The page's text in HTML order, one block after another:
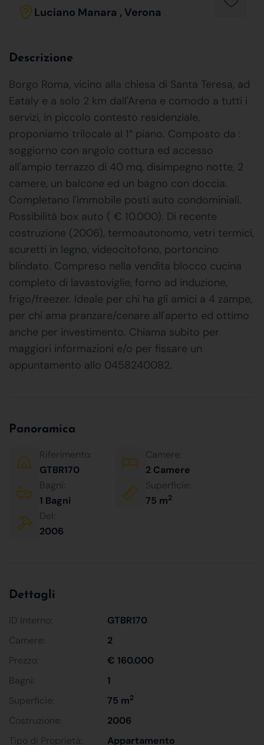
Luciano Manara , Verona
Descrizione
Borgo Roma, vicino alla chiesa di Santa Teresa, ad
Eataly e a solo 2 km dall'Arena e comodo a tutti i
servizi, in piccolo contesto residenziale,
proponiamo trilocale al 1° piano. Composto da :
soggiorno con angolo cottura ed accesso
all'ampio terrazzo di 40 mq, disimpegno notte, 2
camere, un balcone ed un bagno con doccia.
Completano l'immobile posti auto condominiali.
Possibilità box auto ( € 10.000). Di recente
costruzione (2006), termoautonomo, vetri termici,
scuretti in legno, videocitofono, portoncino
blindato. Compreso nella vendita blocco cucina
completo di lavastoviglie, forno ad induzione,
frigo/freezer. Ideale per chi ha gli amici a 4 zampe,
per chi ama pranzare/cenare all'aperto ed ottimo
anche per investimento. Chiama subito per
maggiori informazioni e/o per fissare un
appuntamento allo 0458240082.
Panoramica
Riferimento:
GTBR170
Camere:
2 Camere
Bagni:
1 Bagni
Superficie:
75 m2
Del:
2006
Dettagli
ID Interno:
GTBR170
Camere:
2
Prezzo:
€ 160.000
Bagni:
1
Superficie:
75 m2
Costruzione:
2006
Tipo di Proprietà:
Appartamento